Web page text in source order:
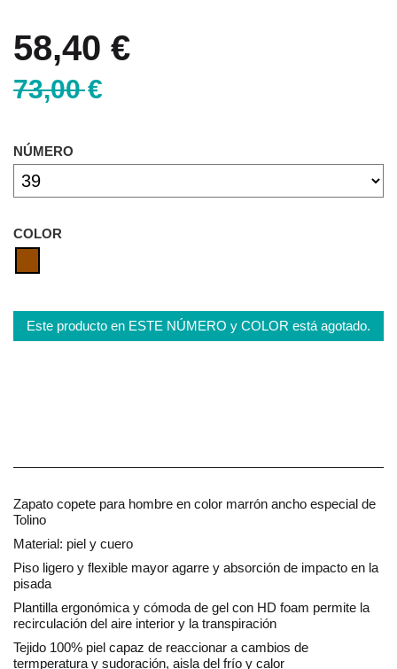
58,40 €
73,00 €
NÚMERO
COLOR
Este producto en ESTE NÚMERO y COLOR está agotado.
Zapato copete para hombre en color marrón ancho especial de
Tolino
Material: piel y cuero
Piso ligero y flexible mayor agarre y absorción de impacto en la
pisada
Plantilla ergonómica y cómoda de gel con HD foam permite la
recirculación del aire interior y la transpiración
Tejido 100% piel capaz de reaccionar a cambios de
termperatura y sudoración, aisla del frío y calor